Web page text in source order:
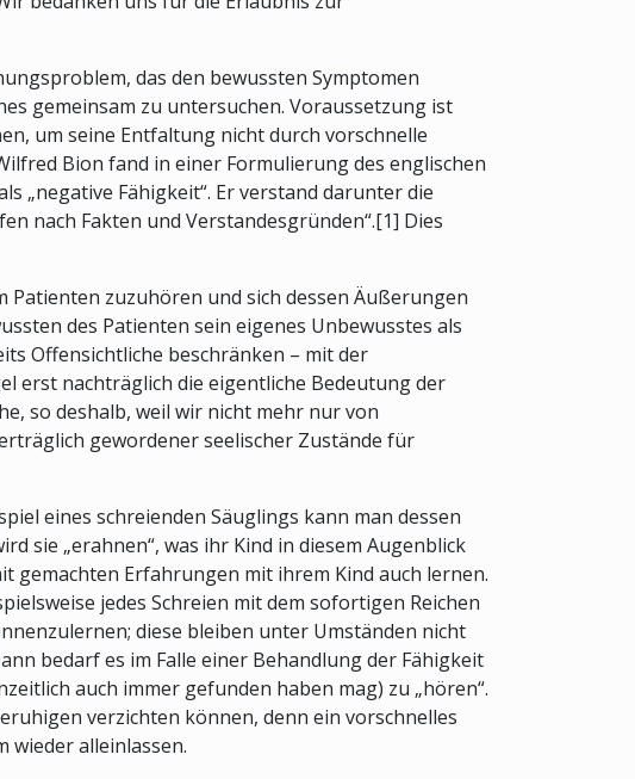
das den bewussten Symptomen
gemeinsam zu untersuchen. Voraussetzung ist
um seine Entfaltung nicht durch vorschnelle
Bion fand in einer Formulierung des englischen
„negative Fähigkeit“. Er verstand darunter die
nach Fakten und Verstandesgründen“.[1] Dies
Patienten zuzuhören und sich dessen Äußerungen
des Patienten sein eigenes Unbewusstes als
Offensichtliche beschränken – mit der
erst nachträglich die eigentliche Bedeutung der
so deshalb, weil wir nicht mehr nur von
gewordener seelischer Zustände für
eines schreienden Säuglings kann man dessen
sie „erahnen“, was ihr Kind in diesem Augenblick
gemachten Erfahrungen mit ihrem Kind auch lernen.
jedes Schreien mit dem sofortigen Reichen
diese bleiben unter Umständen nicht
bedarf es im Falle einer Behandlung der Fähigkeit
auch immer gefunden haben mag) zu „hören“.
verzichten können, denn ein vorschnelles
wieder alleinlassen.